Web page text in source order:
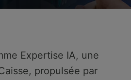
Expertise IA, une
propulsée par